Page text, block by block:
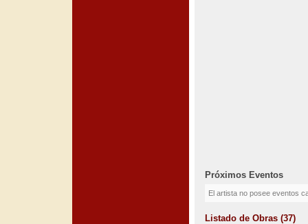
Próximos Eventos
El artista no posee eventos
Listado de Obras (37)